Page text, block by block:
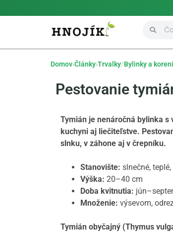
Domov›Články›Trvalky/Bylinky a
Pestovanie
Tymián je nenáročná bylinka
kuchyni aj liečiteľstve.
slnku, v záhone aj v črepníku.
Stanovište: slnečné,
Výška: 20–40 cm
Doba kvitnutia:
Množenie: výsevom,
Tymián obyčajný (Thymus